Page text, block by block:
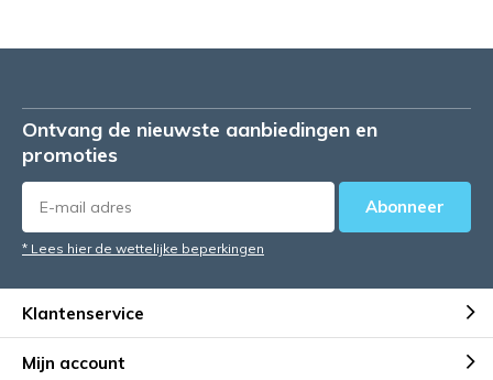
Ontvang de nieuwste aanbiedingen en
promoties
Abonneer
* Lees hier de wettelijke beperkingen
Klantenservice
Mijn account